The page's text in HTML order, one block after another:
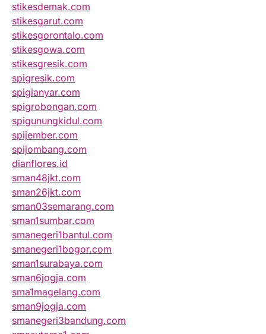
stikesdemak.com
stikesgarut.com
stikesgorontalo.com
stikesgowa.com
stikesgresik.com
spigresik.com
spigianyar.com
spigrobongan.com
spigunungkidul.com
spijember.com
spijombang.com
dianflores.id
sman48jkt.com
sman26jkt.com
sman03semarang.com
sman1sumbar.com
smanegeri1bantul.com
smanegeri1bogor.com
sman1surabaya.com
sman6jogja.com
sma1magelang.com
sman9jogja.com
smanegeri3bandung.com